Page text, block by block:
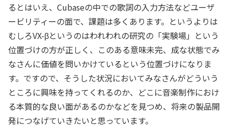
るとはいえ、Cubaseの中での歌詞の入力方法などユーザ
ービリティーの面で、課題は多くあります。というよりは
むしろVX-βというのはわれわれの研究の「実験場」という
位置づけの方が正しく、このある意味未完、成な状態でみ
なさんに価値を問いかけているという位置づけになりま
す。ですので、そうした状況においてみなさんがどういう
ところに興味を持ってくれるのか、どこに音楽制作におけ
る本質的な良い面があるのかなどを見つめ、将来の製品開
発につなげていきたいと思っています。